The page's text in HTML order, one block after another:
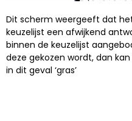
Dit scherm weergeeft dat
keuzelijst een afwijkend
binnen de keuzelijst
deze gekozen wordt, dan
in dit geval ‘gras’